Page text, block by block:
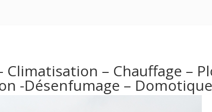
Climatisation – Chauffage –
-Désenfumage –